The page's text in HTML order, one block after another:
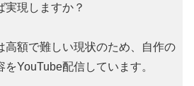
実現しますか？
高額で難しい現状のため、自作の
をYouTube配信しています。